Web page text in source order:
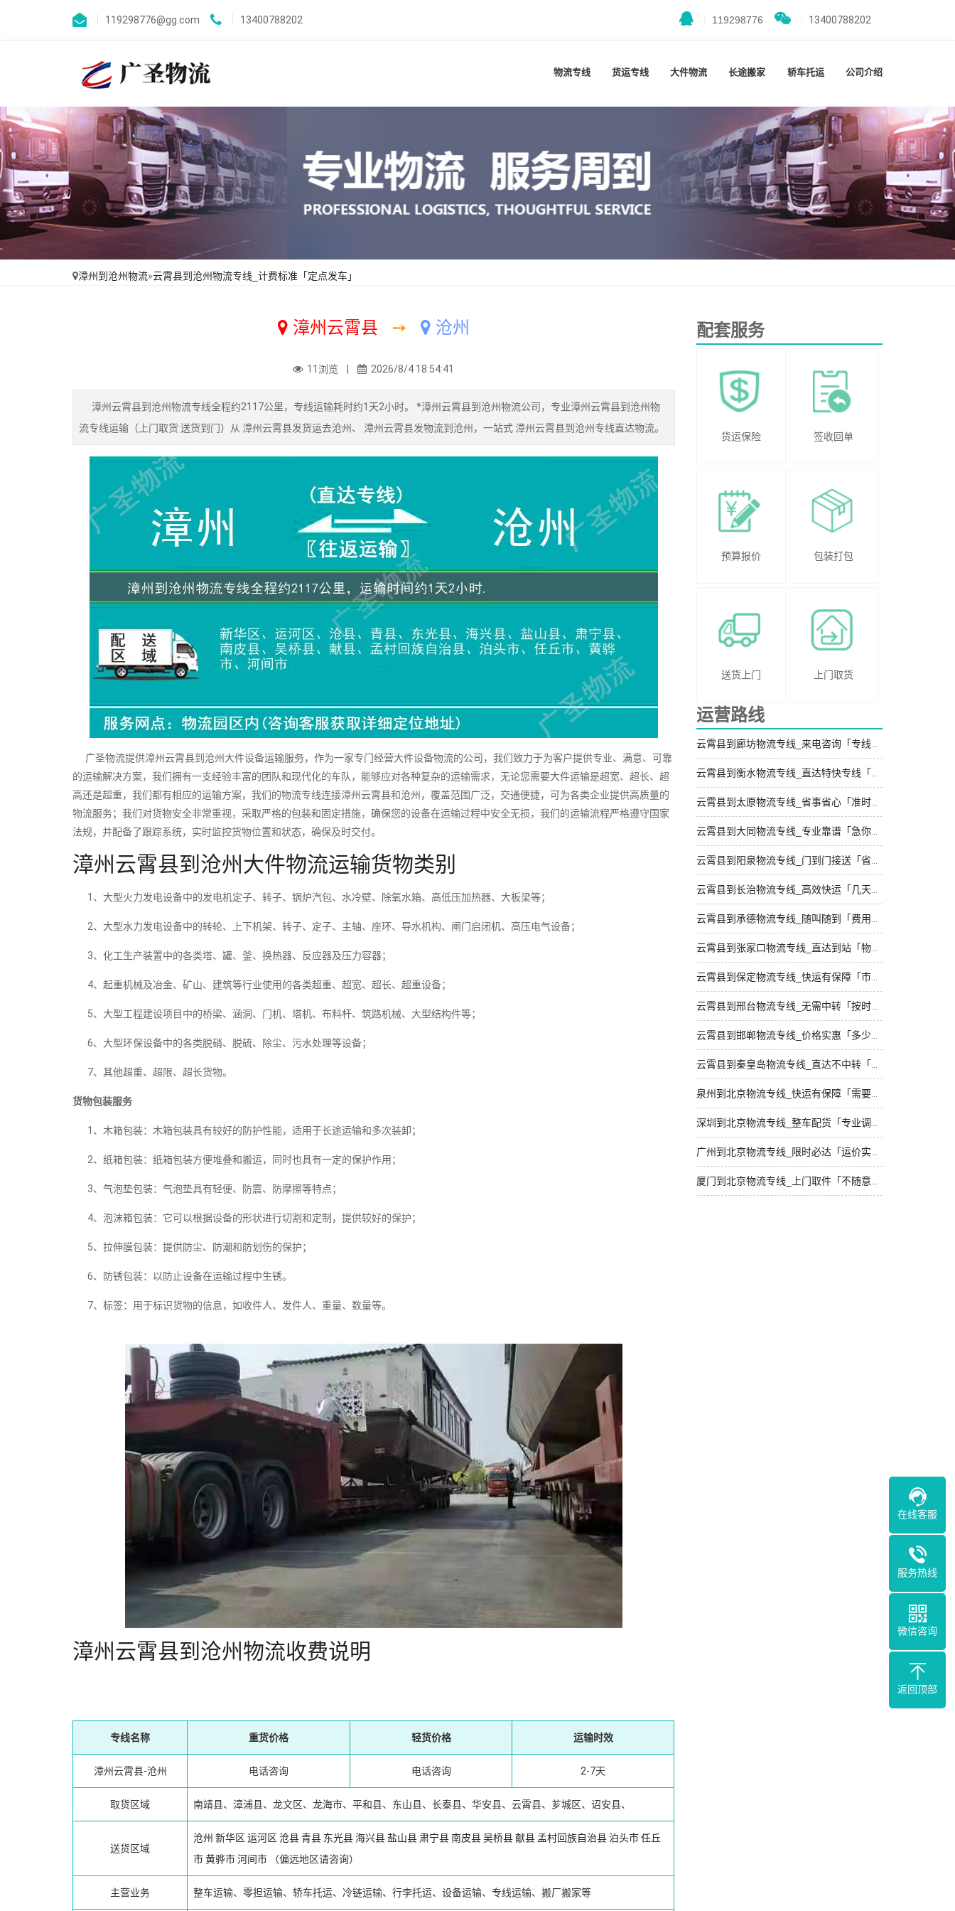
119298776@gg.com 13400788202 119298776 13400788202
物流专线 货运专线 大件物流 长途搬家 轿车托运 公司介绍
漳州到沧州物流»云霄县到沧州物流专线_计费标准「定点发车」
漳州云霄县 ➙ 沧州
11浏览 | 2026/8/4 18:54:41
漳州云霄县到沧州物流专线全程约2117公里，专线运输耗时约1天2小时。 *漳州云霄县到沧州物流公司，专业漳州云霄县到沧州物
流专线运输（上门取货 送货到门）从 漳州云霄县发货运去沧州、 漳州云霄县发物流到沧州，一站式 漳州云霄县到沧州专线直达物流。
广圣物流提供漳州云霄县到沧州大件设备运输服务，作为一家专门经营大件设备物流的公司，我们致力于为客户提供专业、满意、可靠
的运输解决方案，我们拥有一支经验丰富的团队和现代化的车队，能够应对各种复杂的运输需求，无论您需要大件运输是超宽、超长、超
高还是超重，我们都有相应的运输方案，我们的物流专线连接漳州云霄县和沧州，覆盖范围广泛，交通便捷，可为各类企业提供高质量的
物流服务；我们对货物安全非常重视，采取严格的包装和固定措施，确保您的设备在运输过程中安全无损，我们的运输流程严格遵守国家
法规，并配备了跟踪系统，实时监控货物位置和状态，确保及时交付。
漳州云霄县到沧州大件物流运输货物类别
1、大型火力发电设备中的发电机定子、转子、锅炉汽包、水冷壁、除氧水箱、高低压加热器、大板梁等；
2、大型水力发电设备中的转轮、上下机架、转子、定子、主轴、座环、导水机构、闸门启闭机、高压电气设备；
3、化工生产装置中的各类塔、罐、釜、换热器、反应器及压力容器；
4、起重机械及冶金、矿山、建筑等行业使用的各类超重、超宽、超长、超重设备；
5、大型工程建设项目中的桥梁、涵洞、门机、塔机、布料杆、筑路机械、大型结构件等；
6、大型环保设备中的各类脱硝、脱硫、除尘、污水处理等设备；
7、其他超重、超限、超长货物。
货物包装服务
1、木箱包装：木箱包装具有较好的防护性能，适用于长途运输和多次装卸；
2、纸箱包装：纸箱包装方便堆叠和搬运，同时也具有一定的保护作用；
3、气泡垫包装：气泡垫具有轻便、防震、防摩擦等特点；
4、泡沫箱包装：它可以根据设备的形状进行切割和定制，提供较好的保护；
5、拉伸膜包装：提供防尘、防潮和防划伤的保护；
6、防锈包装：以防止设备在运输过程中生锈。
7、标签：用于标识货物的信息，如收件人、发件人、重量、数量等。
漳州云霄县到沧州物流收费说明
专线名称 重货价格 轻货价格 运输时效
漳州云霄县-沧州 电话咨询 电话咨询 2-7天
取货区域 南靖县、漳浦县、龙文区、龙海市、平和县、东山县、长泰县、华安县、云霄县、芗城区、诏安县、
送货区域
沧州 新华区 运河区 沧县青县 东光县海兴县盐山县肃宁县南皮县吴桥县献县 孟村回族自治县 泊头市任丘
市黄骅市河间市 （偏远地区请咨询）
主营业务 整车运输、零担运输、轿车托运、冷链运输、行李托运、设备运输、专线运输、搬厂搬家等
配套服务
货运保险 签收回单
预算报价 包装打包
送货上门 上门取货
运营路线
云霄县到廊坊物流专线_来电咨询「专线直达」
云霄县到衡水物流专线_直达特快专线「专业可靠」
云霄县到太原物流专线_省事省心「准时到货」
云霄县到大同物流专线_专业靠谱「急你所需」
云霄县到阳泉物流专线_门到门接送「省事省心」
云霄县到长治物流专线_高效快运「几天到达」
云霄县到承德物流专线_随叫随到「费用多少」
云霄县到张家口物流专线_直达到站「物流拼车」
云霄县到保定物流专线_快运有保障「市县闪送」
云霄县到邢台物流专线_无需中转「按时送达」
云霄县到邯郸物流专线_价格实惠「多少一吨」
云霄县到秦皇岛物流专线_直达不中转「资质齐全」
泉州到北京物流专线_快运有保障「需要几天」
深圳到北京物流专线_整车配货「专业调车」
广州到北京物流专线_限时必达「运价实惠」
厦门到北京物流专线_上门取件「不随意加价」
在线客服
服务热线
微信咨询
返回顶部